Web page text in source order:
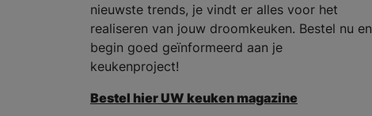
nieuwste trends, je vindt er alles voor het
realiseren van jouw droomkeuken. Bestel nu en
begin goed geïnformeerd aan je
keukenproject!
Bestel hier UW keuken magazine